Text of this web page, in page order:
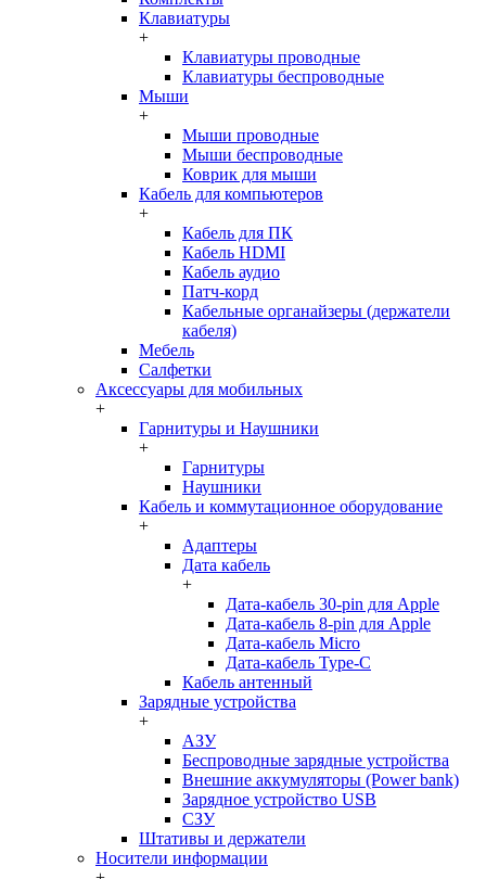
Клавиатуры
+
Клавиатуры проводные
Клавиатуры беспроводные
Мыши
+
Мыши проводные
Мыши беспроводные
Коврик для мыши
Кабель для компьютеров
+
Кабель для ПК
Кабель HDMI
Кабель аудио
Патч-корд
Кабельные органайзеры (держатели
кабеля)
Мебель
Салфетки
Аксессуары для мобильных
+
Гарнитуры и Наушники
+
Гарнитуры
Наушники
Кабель и коммутационное оборудование
+
Адаптеры
Дата кабель
+
Дата-кабель 30-pin для Apple
Дата-кабель 8-pin для Apple
Дата-кабель Micro
Дата-кабель Type-C
Кабель антенный
Зарядные устройства
+
АЗУ
Беспроводные зарядные устройства
Внешние аккумуляторы (Power bank)
Зарядное устройство USB
СЗУ
Штативы и держатели
Носители информации